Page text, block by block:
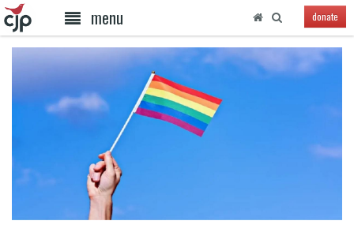
menu donate